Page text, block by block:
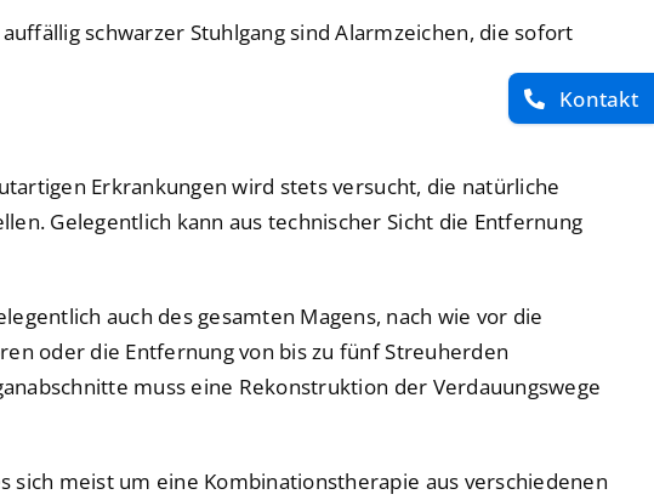
Kontakt
schwarzer Stuhlgang sind Alarmzeichen, die sofort
Erkrankungen wird stets versucht, die natürliche
Gelegentlich kann aus technischer Sicht die Entfernung
auch des gesamten Magens, nach wie vor die
oder die Entfernung von bis zu fünf Streuherden
muss eine Rekonstruktion der Verdauungswege
meist um eine Kombinationstherapie aus verschiedenen